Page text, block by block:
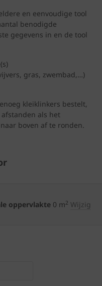
en eenvoudige tool
benodigde
gegevens in en de tool
gras, zwembad,…)
kleiklinkers bestelt,
als het
boven af te ronden.
oppervlakte 0 m2 Wijzig